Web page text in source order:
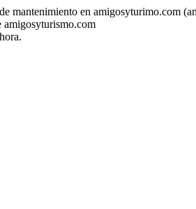
mantenimiento en amigosyturimo.com
amigosyturismo.com